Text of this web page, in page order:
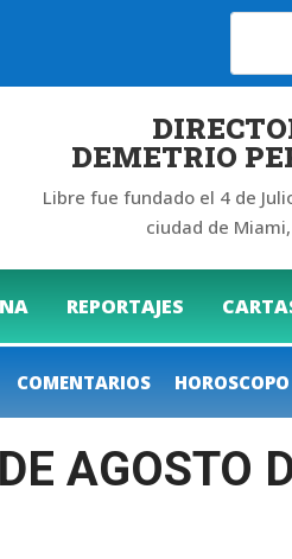
DEMETRIO
Libre fue fundado el 4 de
ciudad de Miami,
REPORTAJES
COMENTARIOS HOROSCOPO
AGOSTO